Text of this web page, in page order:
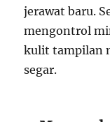
jerawat baru.
mengontrol
kulit tampilan
segar.